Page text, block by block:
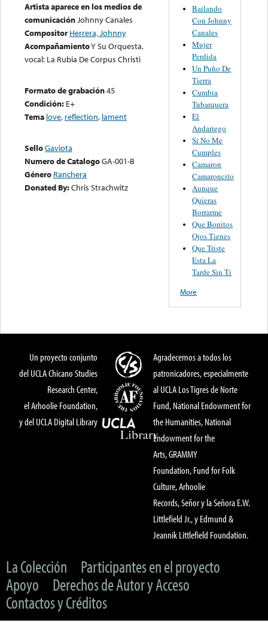
Artista aparece en los medios de
comunicaciónJohnny Canales
Compositor Herrera, Johnny
AcompañamientoY Su Orquesta,
vocal: La Rubia De Corpus Christi
Formato de grabación45
Condición: E+
Tema love, reflection, lament
SelloGaviota
Numero de CatalogoGA-001-B
Género Ranchera
Donated By:Chris Strachwitz
Bailando
Con Johnny
Canales
Mujer
Perdida
Un Puño De
Tierra
Cumbia
Tubarquera
El
Andariego
Si No Me
Cumples
Camaron
Camaroncito
Aunque
Quieras
Borrarme
Que Bonitos
Ojos Tienes
Que Triste
Esta La
Tarde Sin Ti
More
Un proyecto conjunto
del UCLA Chicano Studies
Research Center,
el Arhoolie Foundation,
y del UCLA Digital Library
Agradecemos a todos los
patronicadores, especialmente
al UCLA Los Tigres de Norte
Fund, National Endowment for
the Humanities, National
Endowment for the
Arts, GRAMMY
Foundation, Fund for Folk
Culture, Arhoolie
Records, Señor y la Señora E.W.
Littlefield Jr., y Edmund &
Jeannik Littlefield Foundation.
La Colección
Participantes en el proyecto
Apoyo
Derechos de Autor y Acceso
Contactos y Créditos